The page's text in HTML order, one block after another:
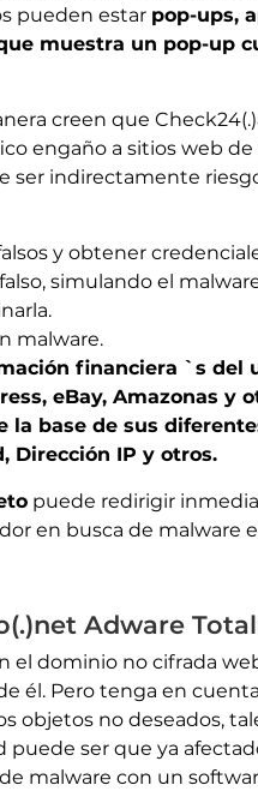
pueden estar pop-ups,
muestra un pop-up
creen que
engaño a sitios web
ser indirectamente
y obtener
simulando el
malware.
financiera `s del
eBay, Amazonas y
la base de sus
Dirección IP y otros.
puede redirigir
en busca de malware
Adware
el dominio no cifrada
él. Pero tenga en
objetos no deseados,
ser que ya
malware con un